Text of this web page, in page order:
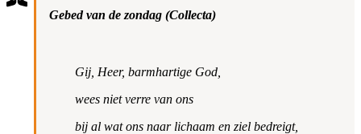
Gebed van de zondag (Collecta)
Gij, Heer, barmhartige God,
wees niet verre van ons
bij al wat ons naar lichaam en ziel bedreigt,